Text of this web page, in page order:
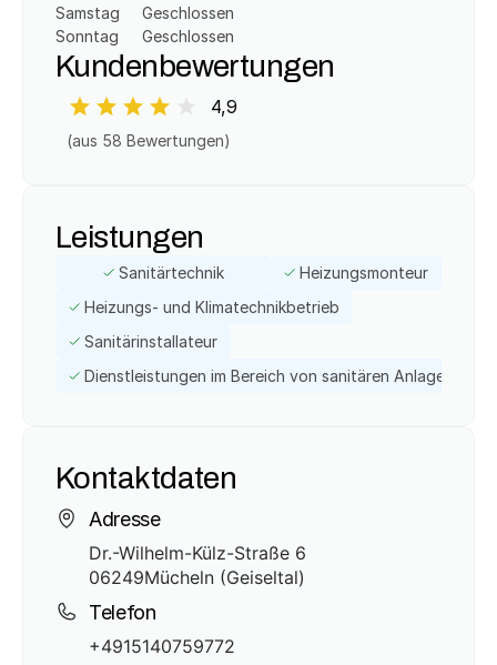
Samstag
Sonntag
Geschlossen
Geschlossen
Kundenbewertungen
4,9
(aus 58 Bewertungen)
Leistungen
Sanitärtechnik
Heizungsmonteur
Heizungs- und Klimatechnikbetrieb
Sanitärinstallateur
Dienstleistungen im Bereich von sanitären Anlagen
Kontaktdaten
Adresse
Dr.-Wilhelm-Külz-Straße 6
06249Mücheln (Geiseltal)
Telefon
+4915140759772